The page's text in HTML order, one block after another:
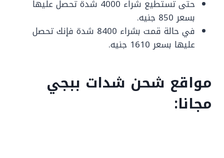
حتى تستطيع شراء 4000 شدة تحصل عليها
بسعر 850 جنيه.
في حالة قمت بشراء 8400 شدة فإنك تحصل
عليها بسعر 1610 جنيه.
مواقع شحن شدات ببجي
مجانا: